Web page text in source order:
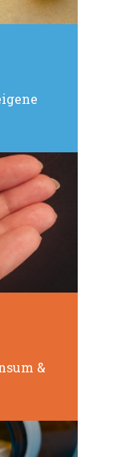
&